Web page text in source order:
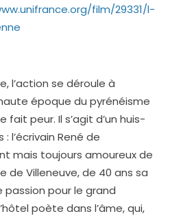
film/29331/l-
l’action se déroule à
époque du pyrénéisme
peur. Il s’agit d’un huis-
l’écrivain René de
mais toujours amoureux de
de Villeneuve, de 40 ans sa
pour le grand
poète dans l’âme, qui,